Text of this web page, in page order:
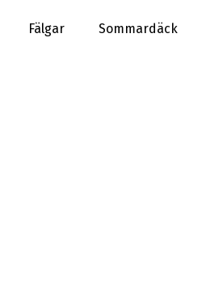
Fälgar Sommardäck